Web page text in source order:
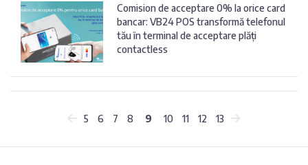
Comision de acceptare 0% la orice card
bancar: VB24 POS transformă telefonul
tău în terminal de acceptare plăți
contactless
5 6 7 8 9 10 11 12 13